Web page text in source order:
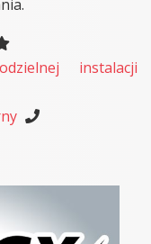
instalacji